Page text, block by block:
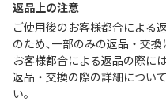
返品上の注意
ご使用後のお客様都合による
のため､一部のみの返品・交換
お客様都合による返品の際に
返品・交換の際の詳細につい
い。